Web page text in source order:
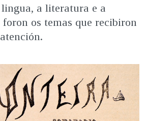
a literatura e a
os temas que recibiron